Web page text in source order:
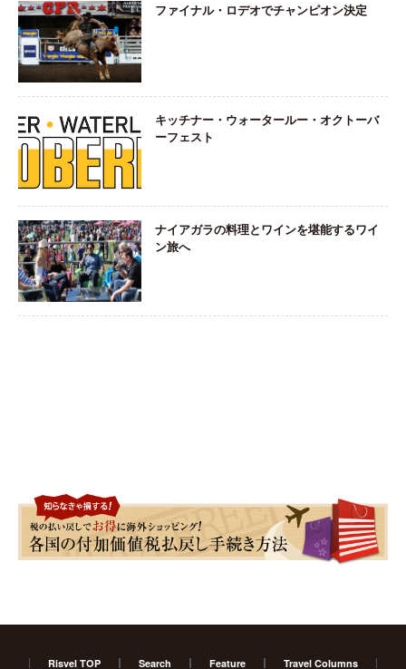
ファイナル・ロデオでチャンピオン決定
キッチナー・ウォータールー・オクトーバ
ーフェスト
ナイアガラの料理とワインを堪能するワイ
ン旅へ
Risvel TOP Search Feature Travel Columns